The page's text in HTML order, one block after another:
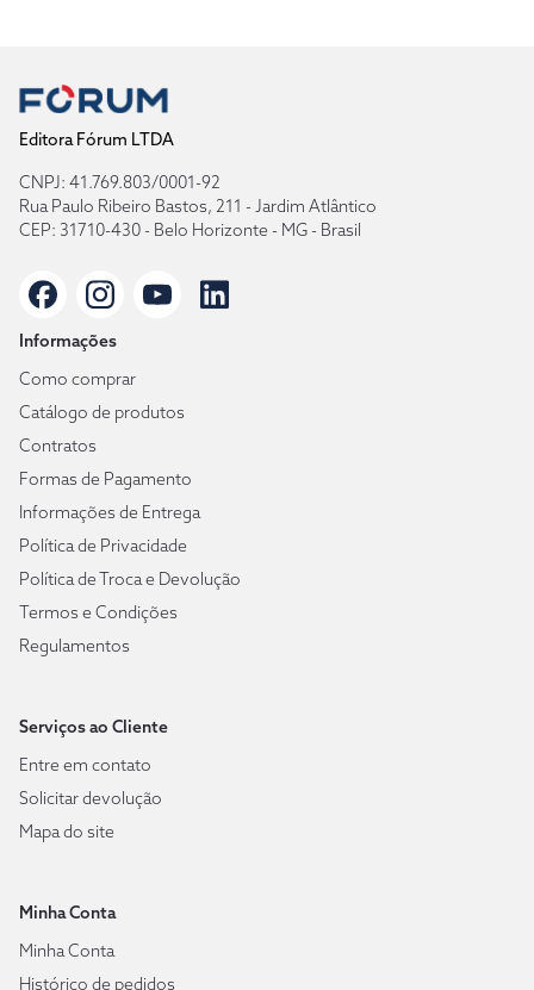
Editora Fórum LTDA
CNPJ: 41.769.803/0001-92
Rua Paulo Ribeiro Bastos, 211 - Jardim Atlântico
CEP: 31710-430 - Belo Horizonte - MG - Brasil
Informações
Como comprar
Catálogo de produtos
Contratos
Formas de Pagamento
Informações de Entrega
Política de Privacidade
Política de Troca e Devolução
Termos e Condições
Regulamentos
Serviços ao Cliente
Entre em contato
Solicitar devolução
Mapa do site
Minha Conta
Minha Conta
Histórico de pedidos